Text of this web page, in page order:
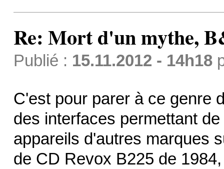
Re: Mort d'un mythe,
Publié : 15.11.2012 - 14h18
C'est pour parer à ce genre
des interfaces permettant
appareils d'autres marques
de CD Revox B225 de